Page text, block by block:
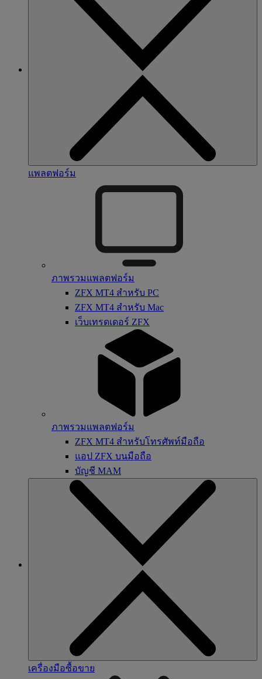
แพลตฟอร์ม
ภาพรวมแพลตฟอร์ม
ZFX MT4 สำหรับ PC
ZFX MT4 สำหรับ Mac
เว็บเทรดเดอร์ ZFX
ภาพรวมแพลตฟอร์ม
ZFX MT4 สำหรับโทรศัพท์มือถือ
แอป ZFX บนมือถือ
บัญชี MAM
เครื่องมือซื้อขาย